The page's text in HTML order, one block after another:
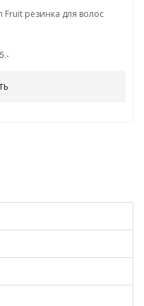
Fruit резинка для волос